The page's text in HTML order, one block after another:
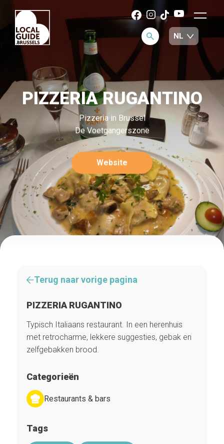
PIZZERIA RUGANTINO
Pizzeria in Brussel
De Voetgangerszone
Website
Terug naar vorige pagina
PIZZERIA RUGANTINO
Typisch Italiaans restaurant. In een herenhuis
met retrocharme, lekkere suggesties, gebak en
zelfgebakken brood.
Categorieën
Restaurants & bars
Tags